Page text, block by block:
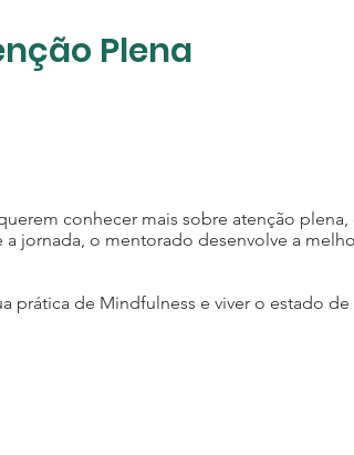
Plena
conhecer mais sobre atenção
a jornada, o mentorado desenvolve a
prática de Mindfulness e viver o estado de